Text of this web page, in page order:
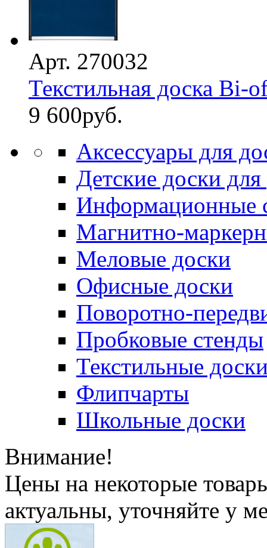
Арт. 270032
Текстильная доска Bi-
9 600руб.
Аксессуары для
Детские доски
Информационные
Магнитно-
Меловые доски
Офисные доски
Поворотно-
Пробковые стенды
Текстильные
Флипчарты
Школьные доски
Внимание!
Цены на некоторые
актуальны, уточняйте у